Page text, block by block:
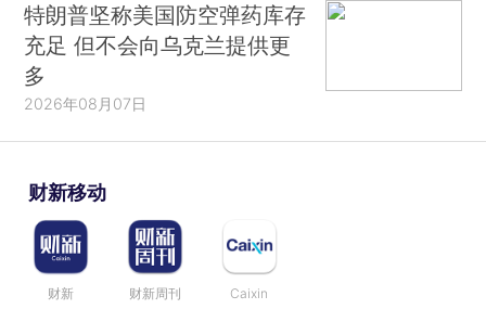
特朗普坚称美国防空弹药库存
充足 但不会向乌克兰提供更
多
2026年08月07日
财新移动
财新 财新周刊 Caixin